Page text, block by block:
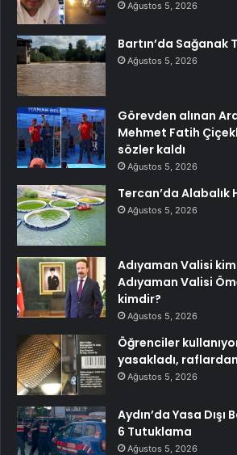
Ağustos 5, 2026
Bartın’da Sağanak
Ağustos 5, 2026
Görevden alınan
Mehmet Fatih
sözler kaldı
Ağustos 5, 2026
Tercan’da Alabalık
Ağustos 5, 2026
Adıyaman Valisi
Adıyaman Valisi
kimdir?
Ağustos 5, 2026
Öğrenciler
yasakladı,
Ağustos 5, 2026
Aydın’da Yasa
6 Tutuklama
Ağustos 5, 2026